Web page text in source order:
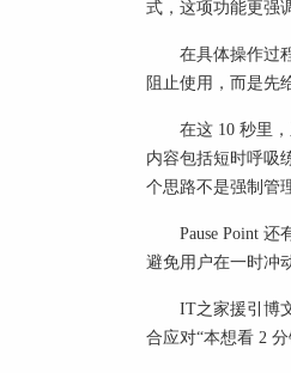
式，这项功能更强
在具体操作过
阻止使用，而是先
在这 10 秒里
内容包括短时呼吸
个思路不是强制管
Pause Point
避免用户在一时冲
IT之家援引博
合应对“本想看 2